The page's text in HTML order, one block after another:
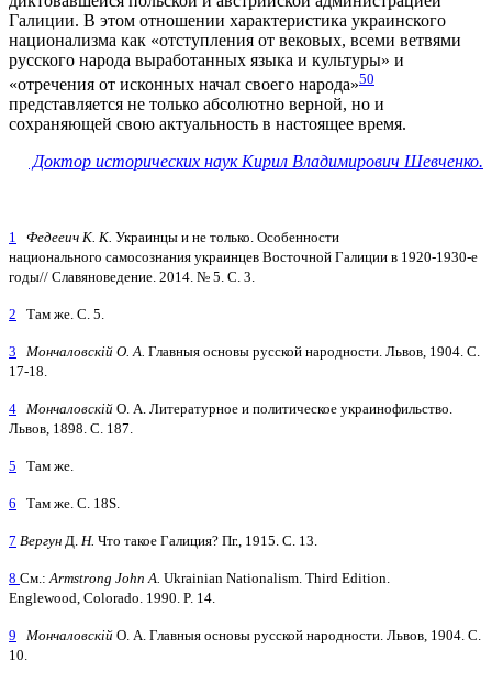
Галиции. В этом отношении характеристика украинского
национализма как «отступления от вековых, всеми ветвями
русского народа выработанных языка и культуры» и
«отречения от исконных начал своего народа»50
представляется не только абсолютно верной, но и
сохраняющей свою актуальность в настоящее время.
Доктор исторических наук Кирил Владимирович Шевченко.
1 Федееич К. К. Украинцы и не только. Особенности
национального самосознания украинцев Восточной Галиции в 1920-1930-е
годы// Славяноведение. 2014. № 5. С. 3.
2 Там же. С. 5.
3 Мончаловскій О. А. Главныя основы русской народности. Львов, 1904. С.
17-18.
4 Мончаловскій О. А. Литературное и политическое украинофильство.
Львов, 1898. С. 187.
5 Там же.
6 Там же. С. 18S.
7 Вергун Д. Н. Что такое Галиция? Пг., 1915. С. 13.
8 См.: Armstrong John A. Ukrainian Nationalism. Third Edition.
Englewood, Colorado. 1990. P. 14.
9 Мончаловскій О. А. Главныя основы русской народности. Львов, 1904. С.
10.